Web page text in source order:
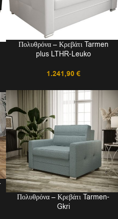
Πολυθρόνα – Κρεβάτι Tarmen
plus LTHR-Leuko
1.241,90 €
Πολυθρόνα – Κρεβάτι Tarmen-
Gkri